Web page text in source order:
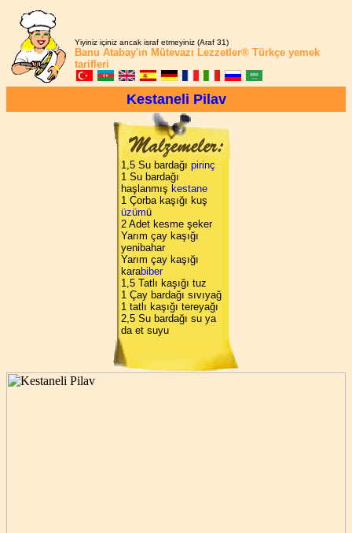
Yiyiniz içiniz ancak israf etmeyiniz (Araf 31)
Banu Atabay'ın Mütevazı Lezzetler® Türkçe yemek
tarifleri
Kestaneli Pilav
1,5 Su bardağı pirinç
1 Su bardağı
haşlanmış kestane
1 Çorba kaşığı kuş
üzümü
2 Adet kesme şeker
Yarım çay kaşığı
yenibahar
Yarım çay kaşığı
karabiber
1,5 Tatlı kaşığı tuz
1 Çay bardağı sıvıyağ
1 tatlı kaşığı tereyağı
2,5 Su bardağı su ya
da et suyu